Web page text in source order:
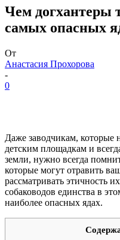
Чем догхантеры
самых опасных
От
Анастасия Прохорова
-
0
Даже заводчикам, которые
детским площадкам и
земли, нужно всегда
которые могут отравить
рассматривать этичность
собаководов единства в
наиболее опасных ядах.